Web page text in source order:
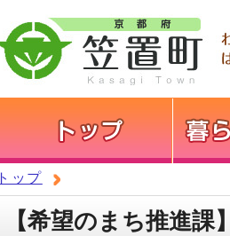
トップ
【希望のまち推進課